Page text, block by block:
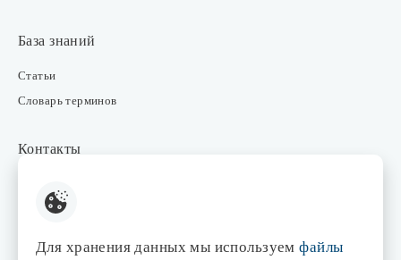
База знаний
Статьи
Словарь терминов
Контакты
Интернет-магазин
Для хранения данных мы используемфайлы